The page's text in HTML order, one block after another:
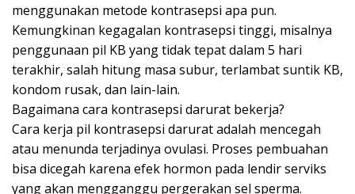
menggunakan metode kontrasepsi apa pun.
Kemungkinan kegagalan kontrasepsi tinggi, misalnya
penggunaan pil KB yang tidak tepat dalam 5 hari
terakhir, salah hitung masa subur, terlambat suntik KB,
kondom rusak, dan lain-lain.
Bagaimana cara kontrasepsi darurat bekerja?
Cara kerja pil kontrasepsi darurat adalah mencegah
atau menunda terjadinya ovulasi. Proses pembuahan
bisa dicegah karena efek hormon pada lendir serviks
yang akan mengganggu pergerakan sel sperma.